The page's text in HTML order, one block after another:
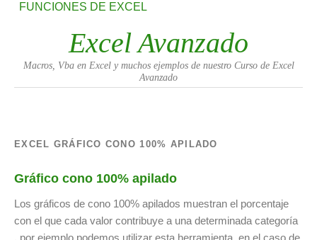
FUNCIONES DE EXCEL
Excel Avanzado
Macros, Vba en Excel y muchos ejemplos de nuestro Curso de Excel
Avanzado
EXCEL GRÁFICO CONO 100% APILADO
Gráfico cono 100% apilado
Los gráficos de cono 100% apilados muestran el porcentaje
con el que cada valor contribuye a una determinada categoría
, por ejemplo podemos utilizar esta herramienta en el caso de